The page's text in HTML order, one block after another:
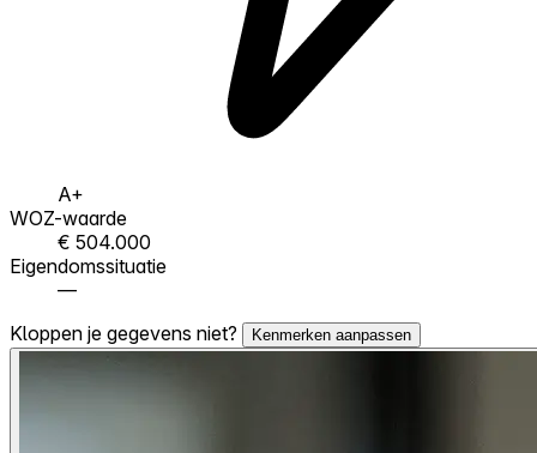
A+
WOZ-waarde
€ 504.000
Eigendomssituatie
—
Kloppen je gegevens niet?
Kenmerken aanpassen